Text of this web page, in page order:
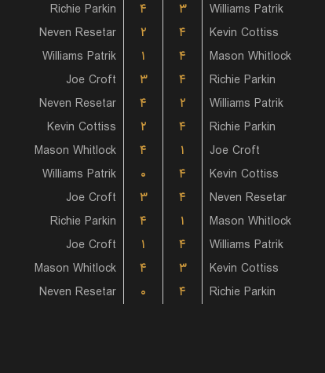
Richie Parkin
۴ ۳ Williams Patrik
Neven Resetar
۲ ۴ Kevin Cottiss
Williams Patrik
۱ ۴ Mason Whitlock
Joe Croft
۳ ۴ Richie Parkin
Neven Resetar
۴ ۲ Williams Patrik
Kevin Cottiss
۲ ۴ Richie Parkin
Mason Whitlock
۴ ۱ Joe Croft
Williams Patrik
۰ ۴ Kevin Cottiss
Joe Croft
۳ ۴ Neven Resetar
Richie Parkin
۴ ۱ Mason Whitlock
Joe Croft
۱ ۴ Williams Patrik
Mason Whitlock
۴ ۳ Kevin Cottiss
Neven Resetar
۰ ۴ Richie Parkin